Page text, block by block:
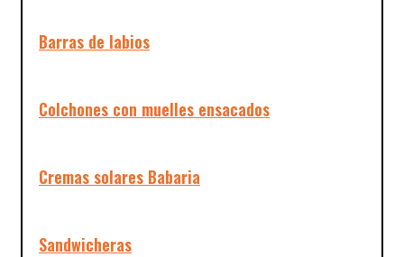
Barras de labios
Colchones con muelles ensacados
Cremas solares Babaria
Sandwicheras